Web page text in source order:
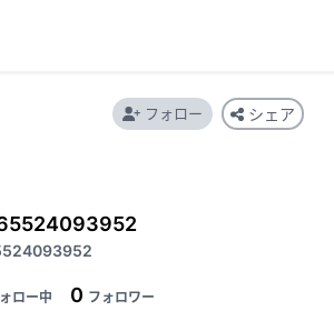
ロー中 0 フォロワー
フォロー シェア